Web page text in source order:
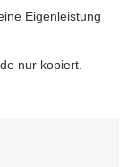
Eigenleistung
nur kopiert.